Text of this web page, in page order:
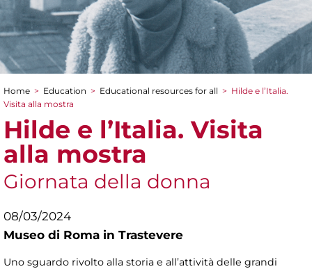
You are here
Home > Education > Educational resources for all > Hilde e l’Italia.
Visita alla mostra
Hilde e l’Italia. Visita
alla mostra
Giornata della donna
08/03/2024
Museo di Roma in Trastevere
Uno sguardo rivolto alla storia e all’attività delle grandi